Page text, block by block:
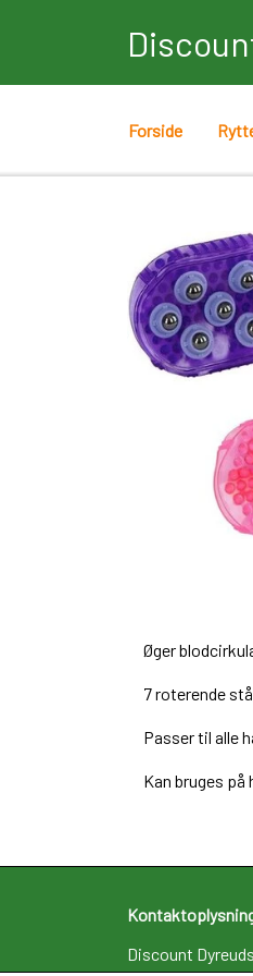
Forside
Øger
7 roterende
Passer til alle
Kan bruges på
Discount